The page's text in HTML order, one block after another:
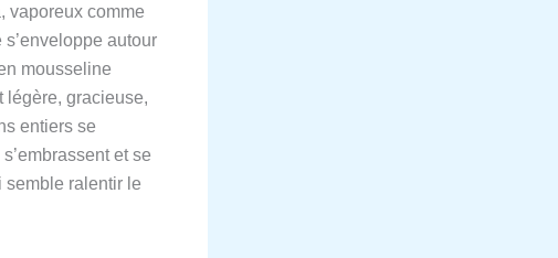
vaporeux comme
s’enveloppe autour
mousseline
légère, gracieuse,
entiers se
et se
semble ralentir le